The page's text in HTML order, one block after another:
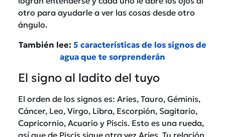
otro para ayudarle a ver las cosas desde otro
ángulo.
También lee: 5 características de los signos de
agua que te sorprenderán
El signo al ladito del tuyo
El orden de los signos es: Aries, Tauro, Géminis,
Cáncer, Leo, Virgo, Libra, Escorpión, Sagitario,
Capricornio, Acuario y Piscis. Esto es una rueda,
así que de Piscis sigue otra vez Aries. Tu relación